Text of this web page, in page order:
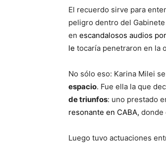
El recuerdo sirve para
peligro dentro del
en escandalosos audios
le tocaría penetraron en la
No sólo eso: Karina Milei
espacio. Fue ella la que
de triunfos: uno prestado
resonante en CABA, donde
Luego tuvo actuaciones